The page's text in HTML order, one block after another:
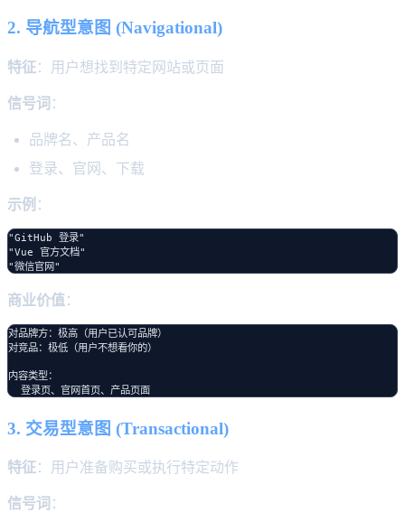
2. 导航型意图 (Navigational)
特征：用户想找到特定网站或页面
信号词 ：
品牌名、产品名
登录、官网、下载
示例 ：
"GitHub 登录"
"Vue 官方文档"
商业价值：
对品牌方：极高（用户已认可品牌）
对竞品：极低（用户不想看你的）
内容类型：
3. 交易型意图 (Transactional)
特征：用户准备购买或执行特定动作
信号词 ：